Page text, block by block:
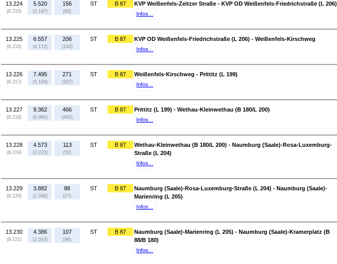
13.224
(8.215)
5.520
(3.147)
156
(92)
ST B 87
KVP Weißenfels-Zeitzer Straße - KVP OD Weißenfels-Friedrichstraße (L 206)
Infos...
13.225
(8.216)
6.557
(4.172)
206
(142)
ST B 87
KVP OD Weißenfels-Friedrichstraße (L 206) - Weißenfels-Kirschweg
Infos...
13.226
(8.217)
7.495
(5.104)
271
(207)
ST B 87
Weißenfels-Kirschweg - Prittitz (L 199)
Infos...
13.227
(8.218)
9.362
(6.960)
466
(400)
ST B 87
Prittitz (L 199) - Wethau-Kleinwethau (B 180/L 200)
Infos...
13.228
(8.219)
4.573
(2.223)
113
(52)
ST B 87
Wethau-Kleinwethau (B 180/L 200) - Naumburg (Saale)-Rosa-Luxemburg-
Straße (L 204)
Infos...
13.229
(8.220)
3.882
(1.568)
88
(27)
ST B 87
Naumburg (Saale)-Rosa-Luxemburg-Straße (L 204) - Naumburg (Saale)-
Marienring (L 205)
Infos...
13.230
(8.221)
4.386
(2.043)
107
(46)
ST B 87
Naumburg (Saale)-Marienring (L 205) - Naumburg (Saale)-Kramerplatz (B
88/B 180)
Infos...